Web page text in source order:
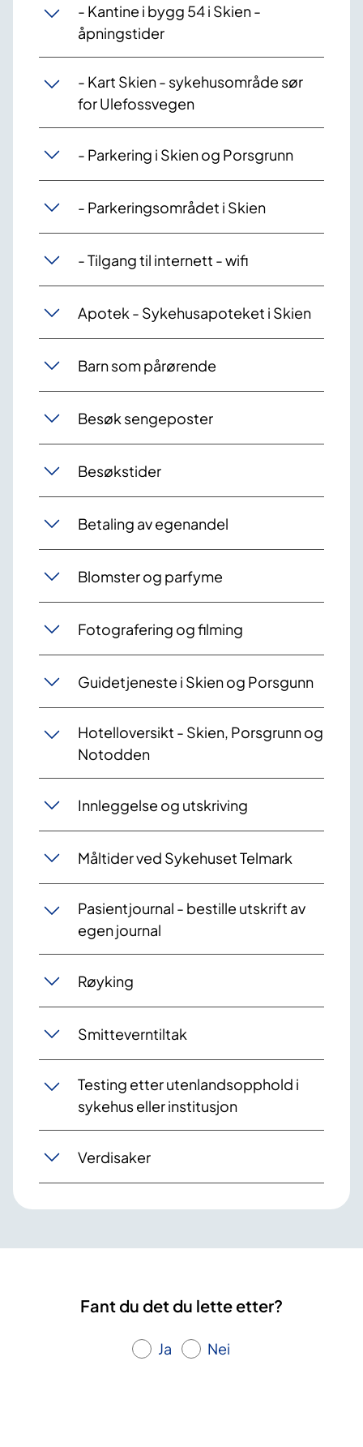
- Kantine i bygg 54 i Skien -
åpningstider
- Kart Skien - sykehusområde sør
for Ulefossvegen
- Parkering i Skien og Porsgrunn
- Parkeringsområdet i Skien
- Tilgang til internett - wifi
Apotek - Sykehusapoteket i Skien
Barn som pårørende
Besøk sengeposter
Besøkstider
Betaling av egenandel
Blomster og parfyme
Fotografering og filming
Guidetjeneste i Skien og Porsgunn
Hotelloversikt - Skien, Porsgrunn og
Notodden
Innleggelse og utskriving
Måltider ved Sykehuset Telmark
Pasientjournal - bestille utskrift av
egen journal
Røyking
Smitteverntiltak
Testing etter utenlandsopphold i
sykehus eller institusjon
Verdisaker
Fant du det du lette etter?
Ja Nei